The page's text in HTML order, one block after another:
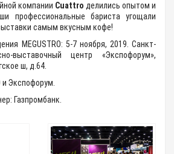
компании Cuattro делились опытом и
профессиональные бариста угощали
самым вкусным кофе!
MEGUSTRO: 5-7 ноября, 2019. Санкт-
выставочный центр «Экспофорум»,
ш, д.64.
и Экспофорум.
Газпромбанк.